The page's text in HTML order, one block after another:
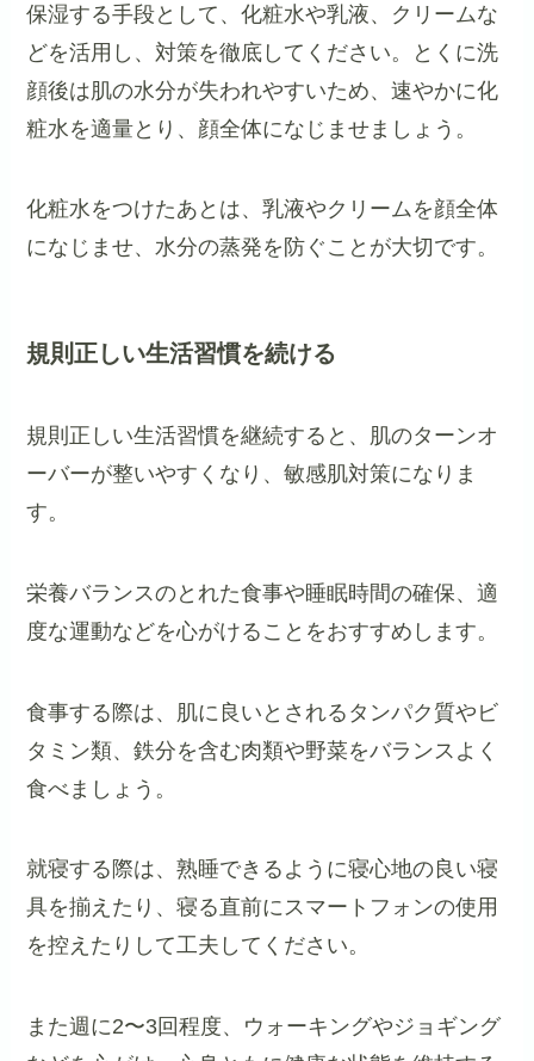
保湿する手段として、化粧水や乳液、クリームな
どを活用し、対策を徹底してください。とくに洗
顔後は肌の水分が失われやすいため、速やかに化
粧水を適量とり、顔全体になじませましょう。
化粧水をつけたあとは、乳液やクリームを顔全体
になじませ、水分の蒸発を防ぐことが大切です。
規則正しい生活習慣を続ける
規則正しい生活習慣を継続すると、肌のターンオ
ーバーが整いやすくなり、敏感肌対策になりま
す。
栄養バランスのとれた食事や睡眠時間の確保、適
度な運動などを心がけることをおすすめします。
食事する際は、肌に良いとされるタンパク質やビ
タミン類、鉄分を含む肉類や野菜をバランスよく
食べましょう。
就寝する際は、熟睡できるように寝心地の良い寝
具を揃えたり、寝る直前にスマートフォンの使用
を控えたりして工夫してください。
また週に2〜3回程度、ウォーキングやジョギング